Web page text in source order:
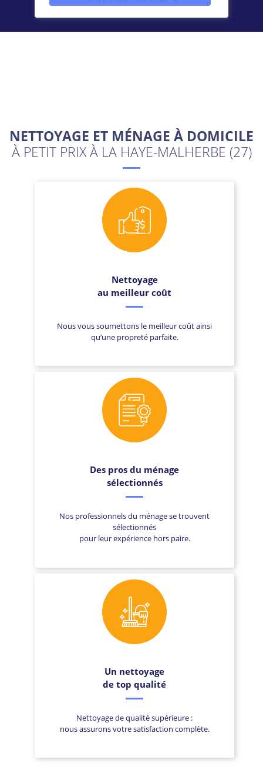
NETTOYAGE ET MÉNAGE À DOMICILE
À PETIT PRIX À LA HAYE-MALHERBE (27)
Nettoyage
au meilleur coût
Nous vous soumettons le meilleur coût ainsi
qu’une propreté parfaite.
Des pros du ménage
sélectionnés
Nos professionnels du ménage se trouvent
sélectionnés
pour leur expérience hors paire.
Un nettoyage
de top qualité
Nettoyage de qualité supérieure :
nous assurons votre satisfaction complète.